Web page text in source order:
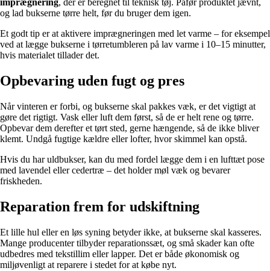
imprægnering, der er beregnet til teknisk tøj. Påfør produktet jævnt,
og lad bukserne tørre helt, før du bruger dem igen.
Et godt tip er at aktivere imprægneringen med let varme – for eksempel
ved at lægge bukserne i tørretumbleren på lav varme i 10–15 minutter,
hvis materialet tillader det.
Opbevaring uden fugt og pres
Når vinteren er forbi, og bukserne skal pakkes væk, er det vigtigt at
gøre det rigtigt. Vask eller luft dem først, så de er helt rene og tørre.
Opbevar dem derefter et tørt sted, gerne hængende, så de ikke bliver
klemt. Undgå fugtige kældre eller lofter, hvor skimmel kan opstå.
Hvis du har uldbukser, kan du med fordel lægge dem i en lufttæt pose
med lavendel eller cedertræ – det holder møl væk og bevarer
friskheden.
Reparation frem for udskiftning
Et lille hul eller en løs syning betyder ikke, at bukserne skal kasseres.
Mange producenter tilbyder reparationssæt, og små skader kan ofte
udbedres med tekstillim eller lapper. Det er både økonomisk og
miljøvenligt at reparere i stedet for at købe nyt.